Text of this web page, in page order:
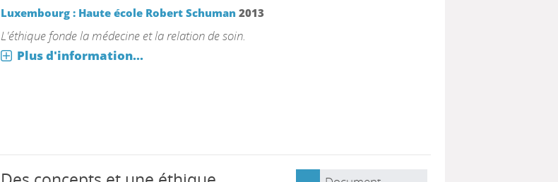
Luxembourg : Haute école Robert Schuman 2013
L'éthique fonde la médecine et la relation de soin.
Plus d'information...